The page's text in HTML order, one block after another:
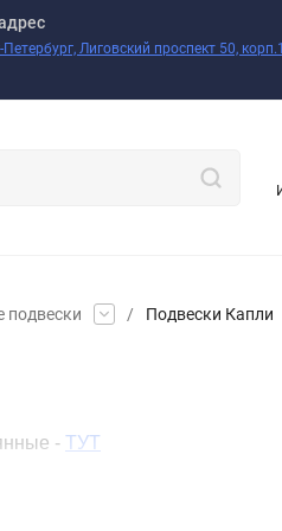
Петербург, Лиговский проспект 50,
подвески / Подвески Капли
- ТУТ